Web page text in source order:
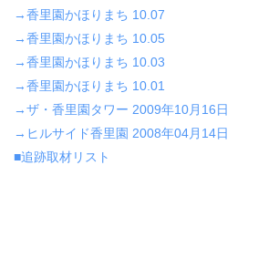
→香里園かほりまち 10.07
→香里園かほりまち 10.05
→香里園かほりまち 10.03
→香里園かほりまち 10.01
→ザ・香里園タワー 2009年10月16日
→ヒルサイド香里園 2008年04月14日
■追跡取材リスト